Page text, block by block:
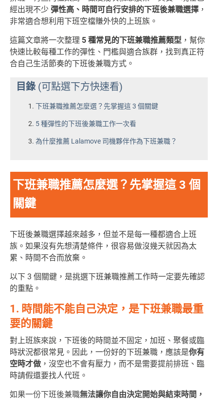
經出現不少 彈性高、時間可自行安排的下班後兼職選擇 ，
非常適合想利用下班空檔賺外快的上班族。
這篇文章將一次整理 5 種常見的下班兼職推薦類型 ，幫你
快速比較每種工作的彈性、門檻與適合族群，找到真正符
合自己生活節奏的下班後兼職方式。
目錄 (可點選下方快速看)
下班兼職推薦怎麼選？先掌握這 3 個關鍵
5 種彈性的下班後兼職工作一次看
為什麼推薦 Lalamove 司機夥伴作為下班兼職？
下班兼職推薦怎麼選？先掌握這 3 個
關鍵
下班後兼職選擇越來越多，但並不是每一種都適合上班
族。如果沒有先想清楚條件，很容易做沒幾天就因為太
累、時間不合而放棄。
以下 3 個關鍵，是挑選下班兼職推薦工作時一定要先確認
的重點。
1. 時間能不能自己決定，是下班兼職最重
要的關鍵
對上班族來說，下班後的時間並不固定，加班、聚餐或臨
時狀況都很常見。因此，一份好的下班兼職，應該是你有
空時才做 ，沒空也不會有壓力，而不是需要提前排班、臨
時請假還要找人代班。
如果一份下班後兼職無法讓你自由決定開始與結束時間，